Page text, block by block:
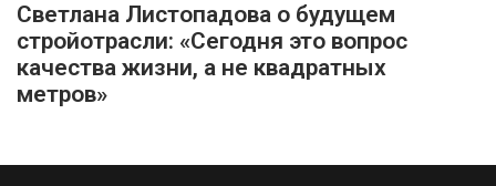
Светлана Листопадова о будущем
стройотрасли: «Сегодня это вопрос
качества жизни, а не квадратных
метров»